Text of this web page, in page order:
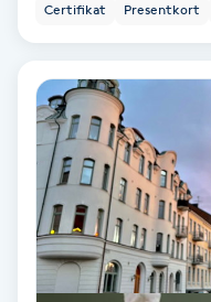
Hårbottenbehandling
Hårförlängning
Hårvård
Hälsa
Certifikat Presentkort